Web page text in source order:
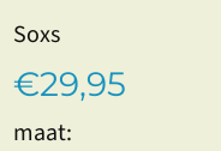
Soxs
€29,95
maat: